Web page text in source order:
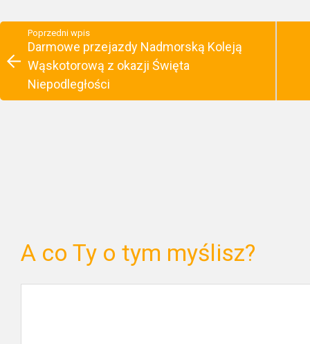
Poprzedni wpis
Darmowe przejazdy Nadmorską Koleją
Wąskotorową z okazji Święta
Niepodległości
A co Ty o tym myślisz?